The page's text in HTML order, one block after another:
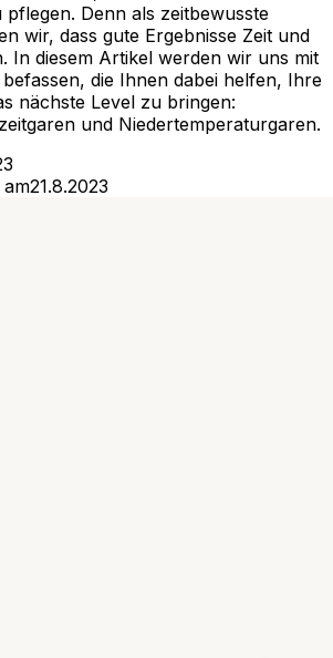
Denn als zeitbewusste
wir, dass gute Ergebnisse Zeit und
In diesem Artikel werden wir uns mit
die Ihnen dabei helfen, Ihre
nächste Level zu bringen:
und Niedertemperaturgaren.
21.8.2023